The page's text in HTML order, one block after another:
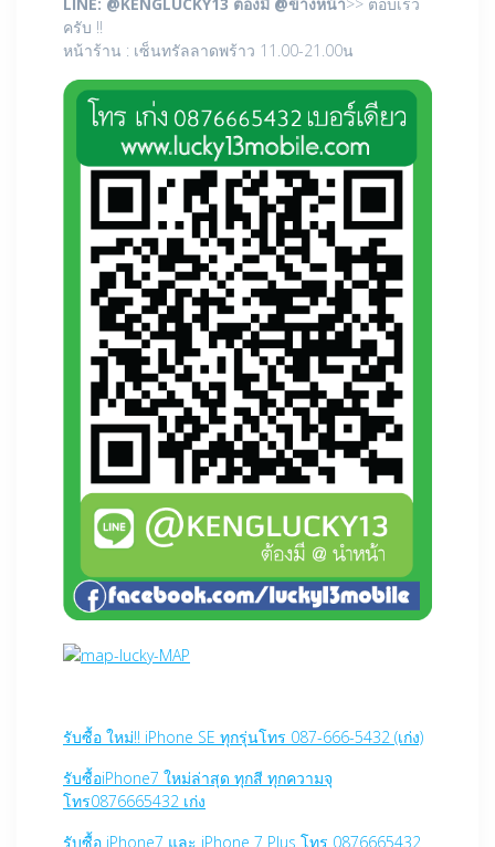
ครับ !!
หน้าร้าน : เซ็นทรัลลาดพร้าว 11.00-21.00น
รับซื้อ ใหม่!! iPhone SE ทุกรุ่นโทร 087-666-5432 (เก่ง)
รับซื้อiPhone7 ใหม่ล่าสุด ทุกสี ทุกความจุ
โทร0876665432 เก่ง
รับซื้อ iPhone7 และ iPhone 7 Plus โทร 0876665432